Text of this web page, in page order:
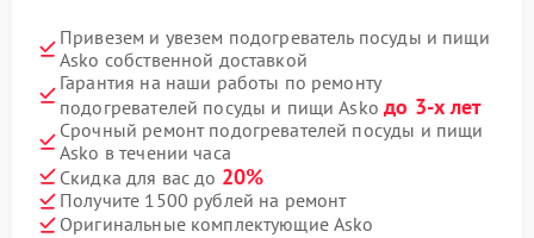
Привезем и увезем подогреватель посуды и пищи
Asko собственной доставкой
Гарантия на наши работы по ремонту
подогревателей посуды и пищи Askoдо 3-х лет
Срочный ремонт подогревателей посуды и пищи
Asko в течении часа
Скидка для вас до 20%
Получите 1500 рублей на ремонт
Оригинальные комплектующие Asko